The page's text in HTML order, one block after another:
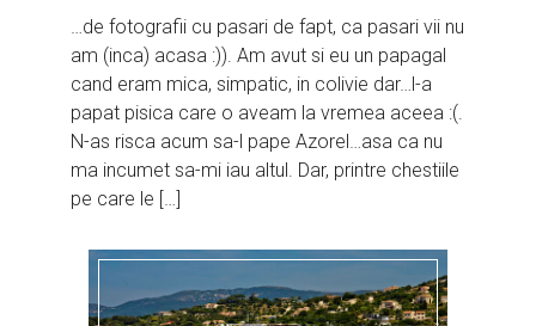
…de fotografii cu pasari de fapt, ca pasari vii nu
am (inca) acasa :)). Am avut si eu un papagal
cand eram mica, simpatic, in colivie dar…l-a
papat pisica care o aveam la vremea aceea :(.
N-as risca acum sa-l pape Azorel…asa ca nu
ma incumet sa-mi iau altul. Dar, printre chestiile
pe care le […]